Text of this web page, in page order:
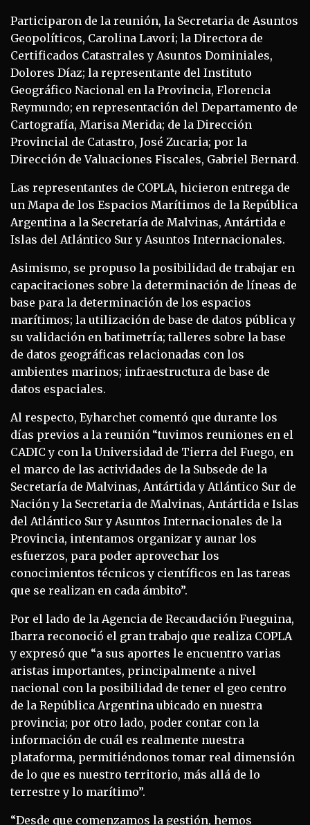
Participaron de la reunión, la Secretaria de Asuntos
Geopolíticos, Carolina Lavori; la Directora de
Certificados Catastrales y Asuntos Dominiales,
Dolores Díaz; la representante del Instituto
Geográfico Nacional en la Provincia, Florencia
Reymundo; en representación del Departamento de
Cartografía, Marisa Merida; de la Dirección
Provincial de Catastro, José Zucaria; por la
Dirección de Valuaciones Fiscales, Gabriel Bernard.
Las representantes de COPLA, hicieron entrega de
un Mapa de los Espacios Marítimos de la República
Argentina a la Secretaría de Malvinas, Antártida e
Islas del Atlántico Sur y Asuntos Internacionales.
Asimismo, se propuso la posibilidad de trabajar en
capacitaciones sobre la determinación de líneas de
base para la determinación de los espacios
marítimos; la utilización de base de datos pública y
su validación en batimetría; talleres sobre la base
de datos geográficas relacionadas con los
ambientes marinos; infraestructura de base de
datos espaciales.
Al respecto, Eyharchet comentó que durante los
días previos a la reunión “tuvimos reuniones en el
CADIC y con la Universidad de Tierra del Fuego, en
el marco de las actividades de la Subsede de la
Secretaría de Malvinas, Antártida y Atlántico Sur de
Nación y la Secretaria de Malvinas, Antártida e Islas
del Atlántico Sur y Asuntos Internacionales de la
Provincia, intentamos organizar y aunar los
esfuerzos, para poder aprovechar los
conocimientos técnicos y científicos en las tareas
que se realizan en cada ámbito”.
Por el lado de la Agencia de Recaudación Fueguina,
Ibarra reconoció el gran trabajo que realiza COPLA
y expresó que “a sus aportes le encuentro varias
aristas importantes, principalmente a nivel
nacional con la posibilidad de tener el geo centro
de la República Argentina ubicado en nuestra
provincia; por otro lado, poder contar con la
información de cuál es realmente nuestra
plataforma, permitiéndonos tomar real dimensión
de lo que es nuestro territorio, más allá de lo
terrestre y lo marítimo”.
“Desde que comenzamos la gestión, hemos